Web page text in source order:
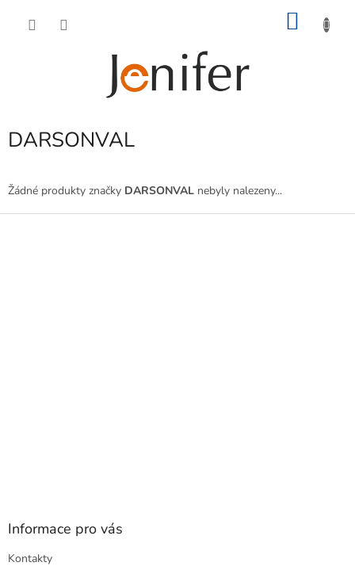
DARSONVAL
Žádné produkty značky DARSONVAL nebyly nalezeny...
Z
Informace pro vás
Kontakty